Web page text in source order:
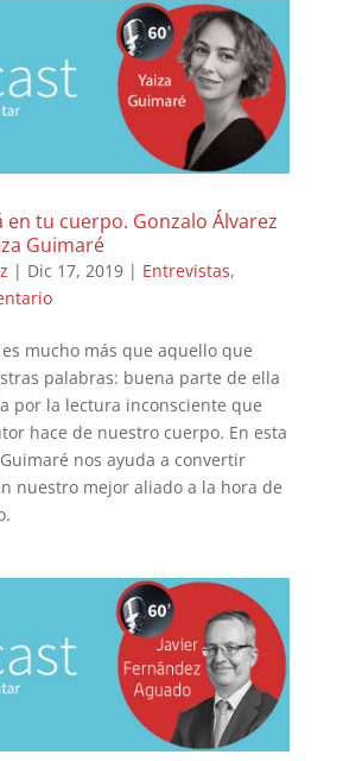
tu cuerpo. Gonzalo Álvarez
Guimaré
| Dic 17, 2019| Entrevistas,
mucho más que aquello que
palabras: buena parte de ella
por la lectura inconsciente que
hace de nuestro cuerpo. En esta
nos ayuda a convertir
nuestro mejor aliado a la hora de